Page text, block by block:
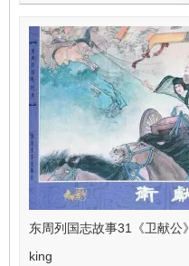
东周列国志故事31《卫献公》
king